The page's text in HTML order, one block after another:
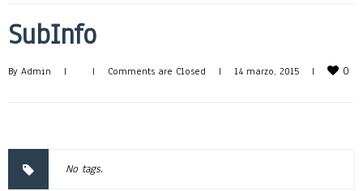
SubInfo
By Admin | | Comments are Closed | 14 marzo, 2015 | 0
No tags.